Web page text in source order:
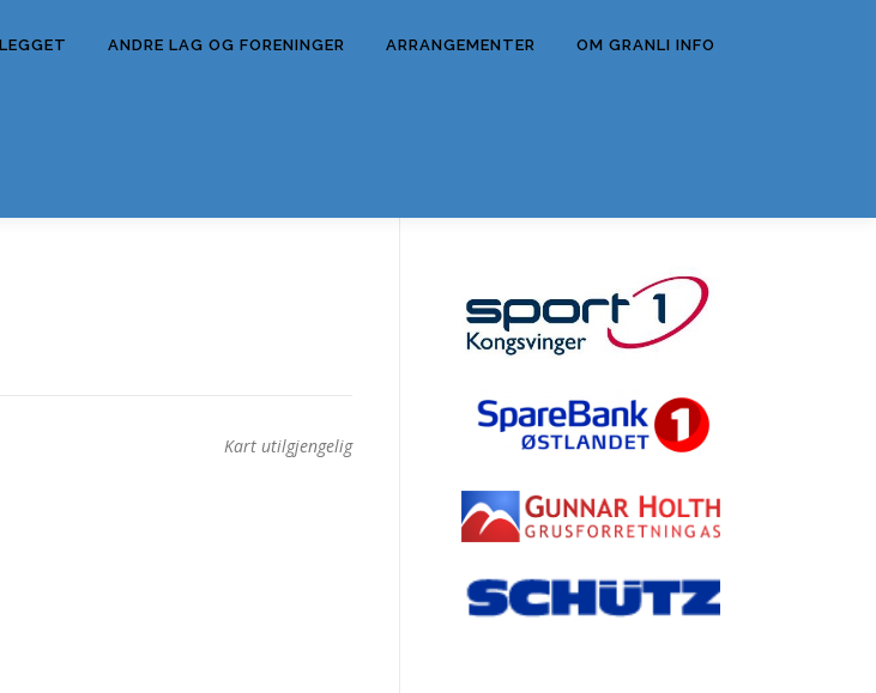
ANDRE LAG OG FORENINGER ARRANGEMENTER OM GRANLI INFO
Kart utilgjengelig